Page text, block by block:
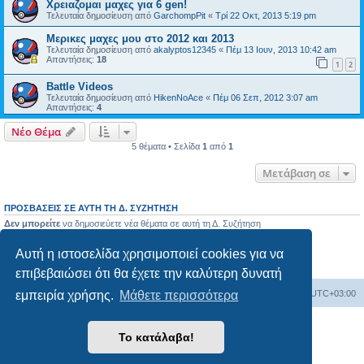
Αυτή η ιστοσελίδα χρησιμοποιεί cookies για να
επιβεβαιώσει ότι θα έχετε την καλύτερη δυνατή
εμπειρία χρήσης. Μάθετε περισσότερα
Το κατάλαβα!
Χρειαζομαι μαχες για 6 gen!
Τελευταία δημοσίευση από GarchompPit « Τρί 22 Οκτ, 2013 5:19 pm
Μερικες μαχες μου στο 2012 και 2013
Τελευταία δημοσίευση από akalyptos12345 « Πέμ 13 Ιουν, 2013 10:42 am
Απαντήσεις: 18 1 2
Battle Videos
Τελευταία δημοσίευση από HikenNoAce « Πέμ 06 Σεπ, 2012 3:07 am
Απαντήσεις: 4
Νέο Θέμα
5 θέματα • Σελίδα 1 από 1
Μετάβαση σε
ΠΡΟΣΒΆΣΕΙΣ ΣΕ ΑΥΤΉ ΤΗ Δ. ΣΥΖΉΤΗΣΗ
Δεν μπορείτε να δημοσιεύετε νέα θέματα σε αυτή τη Δ. Συζήτηση
Δεν μπορείτε
να επεξεργάζεστε τις δημοσιεύσεις σας σε αυτή τη Δ. Συζήτηση
Δεν μπορείτενα διαγράφετε τις δημοσιεύσεις σας σε αυτή τη Δ. Συζήτηση
Δεν μπορείτενα επισυνάπτετε αρχεία σε αυτή τη Δ. Συζήτηση
Ευρετήριο Δ. Συζήτησης Όλοι οι χρόνοι είναι UTC+03:00
Δημιουργήθηκε απόphpBB® Forum Software © phpBB Limited
phpbbgr.com